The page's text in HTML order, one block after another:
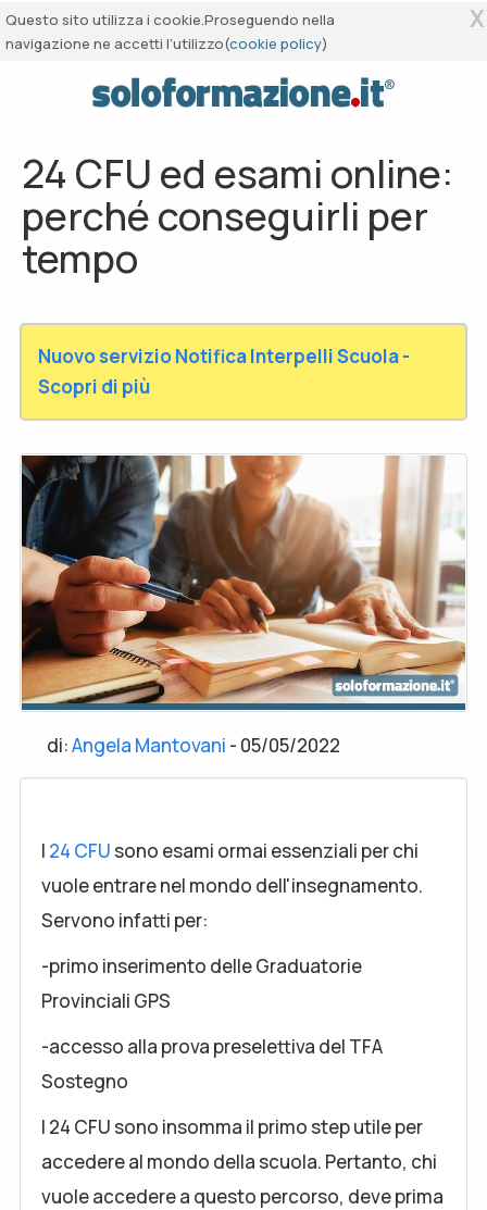
Questo sito utilizza i cookie.Proseguendo nella
navigazione ne accetti l’utilizzo(cookie policy)
X
24 CFU ed esami online:
perché conseguirli per
tempo
Nuovo servizio Notifica Interpelli Scuola -
Scopri di più
di:Angela Mantovani - 05/05/2022
I 24 CFUsono esami ormai essenziali per chi
vuole entrare nel mondo dell'insegnamento.
Servono infatti per:
-primo inserimento delle Graduatorie
Provinciali GPS
-accesso alla prova preselettiva del TFA
Sostegno
I 24 CFU sono insomma il primo step utile per
accedere al mondo della scuola. Pertanto, chi
vuole accedere a questo percorso, deve prima